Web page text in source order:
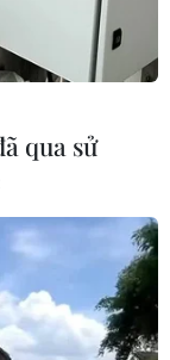
ta -
nhân ái
1-31/5, cao
tim mỗi chúng
ái.”
qua sử